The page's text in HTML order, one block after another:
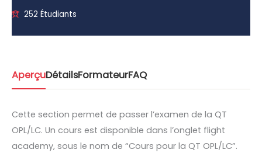
252 Étudiants
AperçuDétailsFormateurFAQ
Cette section permet de passer l’examen de la QT
OPL/LC. Un cours est disponible dans l’onglet flight
academy, sous le nom de “Cours pour la QT OPL/LC”.